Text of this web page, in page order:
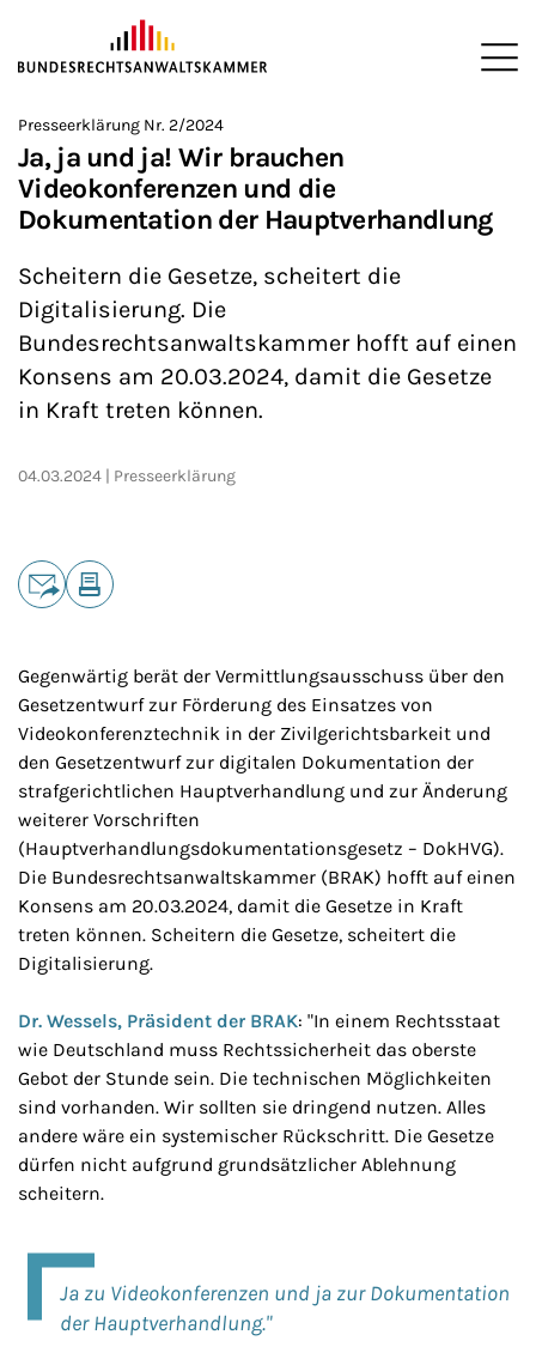
ZUM HAUPTINHALT SPRINGEN
Sie befinden sich hier:
>
Startseite
>
Presse
>
Presseerklärungen
Presseerklärung Nr. 2/2024
Ja, ja und ja! Wir brauchen
Videokonferenzen und die
Dokumentation der Hauptverhandlung
Scheitern die Gesetze, scheitert die
Digitalisierung. Die
Bundesrechtsanwaltskammer hofft auf einen
Konsens am 20.03.2024, damit die Gesetze
in Kraft treten können.
04.03.2024 Presseerklärung
Teilen
Gegenwärtig berät der Vermittlungsausschuss über den
Gesetzentwurf zur Förderung des Einsatzes von
Videokonferenztechnik in der Zivilgerichtsbarkeit und
den Gesetzentwurf zur digitalen Dokumentation der
strafgerichtlichen Hauptverhandlung und zur Änderung
weiterer Vorschriften
(Hauptverhandlungsdokumentationsgesetz – DokHVG).
Die Bundesrechtsanwaltskammer (BRAK) hofft auf einen
Konsens am 20.03.2024, damit die Gesetze in Kraft
treten können. Scheitern die Gesetze, scheitert die
Digitalisierung.
Dr. Wessels, Präsident der BRAK: "In einem Rechtsstaat
wie Deutschland muss Rechtssicherheit das oberste
Gebot der Stunde sein. Die technischen Möglichkeiten
sind vorhanden. Wir sollten sie dringend nutzen. Alles
andere wäre ein systemischer Rückschritt. Die Gesetze
dürfen nicht aufgrund grundsätzlicher Ablehnung
scheitern.
Ja zu Videokonferenzen und ja zur Dokumentation
der Hauptverhandlung."